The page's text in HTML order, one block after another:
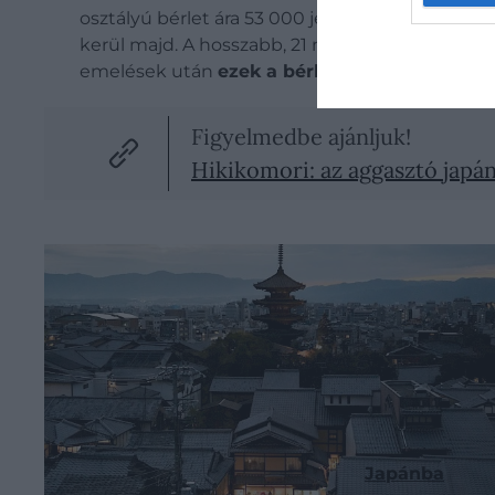
osztályú bérlet ára 53 000 jenre (kb. 106 000
kerül majd. A hosszabb, 21 napos bérletek ára
emelések után ezek a bérletek ma már
Figyelmedbe ajánljuk!
Hikikomori: az aggasztó
Felmerült avízumdíjak emeléseis, bár ez
6000 forint), a többszöri belépésé 6000 jen
emelkedhetnek. Ez azokat érintené, akiknek
vízummentesen léphetnek be Japánba